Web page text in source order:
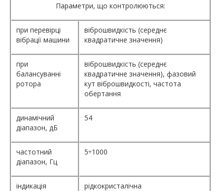
Параметри, що контролюються:
при перевірці
вібрації машини
віброшвидкість (середнє
квадратичне значення)
при
балансуванні
ротора
віброшвидкість (середнє
квадратичне значення), фазовий
кут віброшвидкості, частота
обертання
динамічний
діапазон, дБ
54
частотний
діапазон, Гц
5÷1000
індикація рідкокристалічна